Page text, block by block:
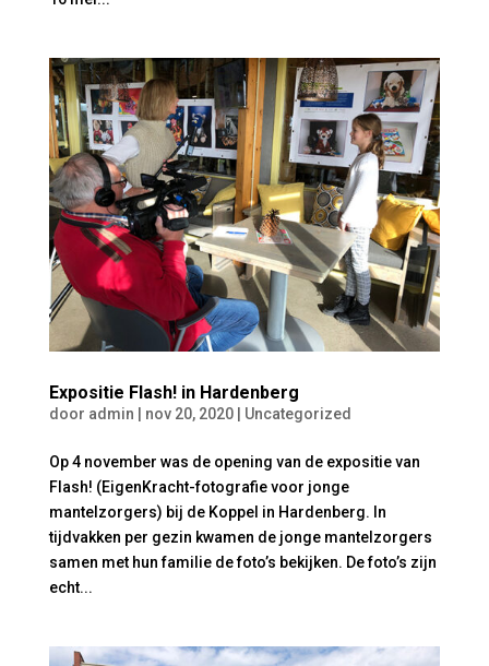
Expositie Flash! in Hardenberg
door admin nov 20, 2020| Uncategorized
Op 4 november was de opening van de expositie van
Flash! (EigenKracht-fotografie voor jonge
mantelzorgers) bij de Koppel in Hardenberg. In
tijdvakken per gezin kwamen de jonge mantelzorgers
samen met hun familie de foto’s bekijken. De foto’s zijn
echt...